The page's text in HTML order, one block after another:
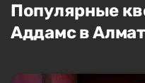
Популярные
Аддамс в